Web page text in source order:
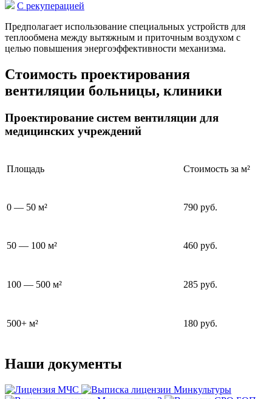
С рекуперацией
Предполагает использование специальных устройств для
теплообмена между вытяжным и приточным воздухом с
целью повышения энергоэффективности механизма.
Стоимость проектирования
вентиляции больницы, клиники
Проектирование систем вентиляции для
медицинских учреждений
Площадь Стоимость за м²
0 — 50 м² 790 руб.
50 — 100 м² 460 руб.
100 — 500 м² 285 руб.
500+ м² 180 руб.
Наши документы